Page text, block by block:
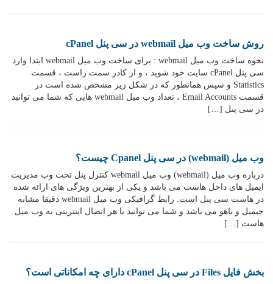
روش ساخت وب میل webmail در سی پنل cPanel
نحوه ساخت وب میل webmail : برای ساخت وب میل webmail ابتدا وارد
سی پنل cPanel سایت خود شوید ، و از کادر سمت راست ، قسمت
Statistics و سپس همانطور که در شکل زیر مشخص شده است در
قسمت Email Accounts ، تعداد وب میل webmail هایی که شما می توانید
در سی پنل […]
وب میل (webmail) در سی پنل Cpanel چیست؟
درباره وب میل (webmail) وب میل webmail کنترل پنل تحت وب مدیریت
ایمیل های داخل هاست می باشد و یکی از بهترین ویژگی های ارائه شده
در هاست سی پنل است. رابط گرافیکی وب میل webmail دقیقا مشابه
جیمیل و یاهو می باشد و شما می توانید با هر اتصال اینترنتی به وب میل
هاست […]
بخش فایل Files در سی پنل cPanel دارای چه امکاناتی است؟